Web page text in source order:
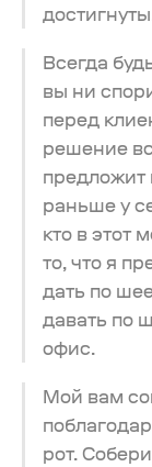
Всегда
вы ни
перед
решение
предложит
раньше у
кто в этот
то, что я
дать по
давать по
офис.
Мой вам
рот.